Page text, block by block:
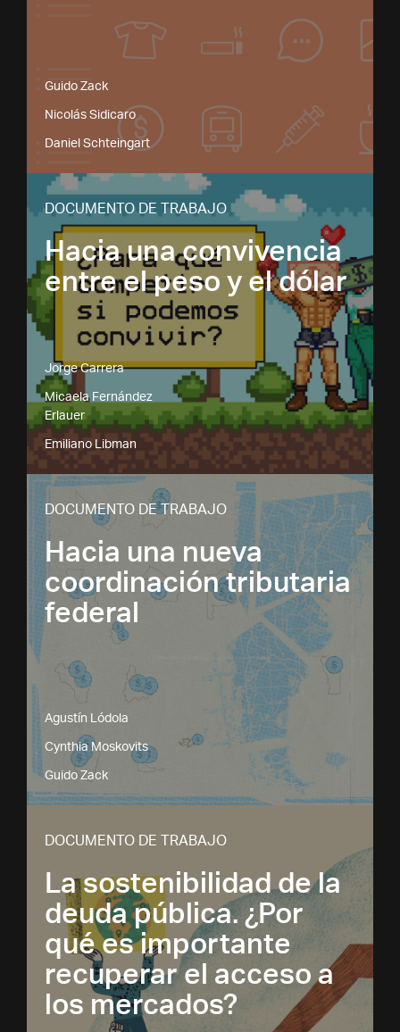
Guido Zack
Nicolás Sidicaro
Daniel Schteingart
DOCUMENTO DE TRABAJO
Hacia una convivencia
entre el peso y el dólar
Jorge Carrera
Micaela Fernández
Erlauer
Emiliano Libman
DOCUMENTO DE TRABAJO
Hacia una nueva
coordinación tributaria
federal
Agustín Lódola
Cynthia Moskovits
Guido Zack
DOCUMENTO DE TRABAJO
La sostenibilidad de la
deuda pública. ¿Por
qué es importante
recuperar el acceso a
los mercados?